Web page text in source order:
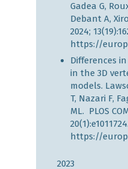
Gadea G,
Debant A,
2024;
https://
Differences
in the 3D
models.
T, Nazari F,
ML. PLOS
20(1):e1011724.
https://
2023